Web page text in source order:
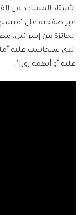
الأستاذ المساعد في
عبر صفحته على
الجائزة من إسرائيل،
الذي سيحاسب عليه
عليه أو أتهمه زورا".